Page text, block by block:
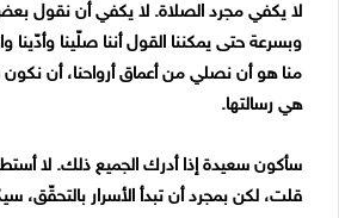
لا يكفي مجرد الصلاة. لا يكفي أن نقول
وبسرعة حتى يمكننا القول أننا صلّينا وأدّينا
منا هو أن نصلي من أعماق أرواحنا، أن
هي رسالتها.
سأكون سعيدة إذا أدرك الجميع ذلك. لا
قلت، لكن بمجرد أن تبدأ الأسرار بالتحقّق،